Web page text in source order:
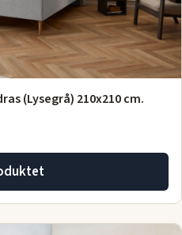
(Lysegrå) 210x210 cm.